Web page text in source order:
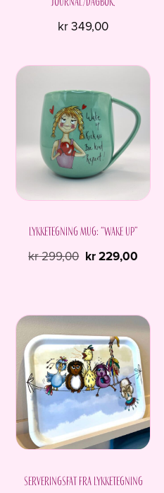
kr349,00
Lykketegning Mug: “Wake up”
kr299,00 Opprinnelig
kr229,00
Serveringsfat fra Lykketegning